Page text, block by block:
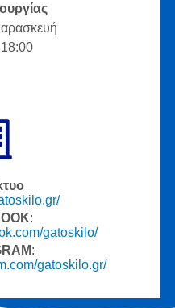
:
gatoskilo/
:
gatoskilo.gr/